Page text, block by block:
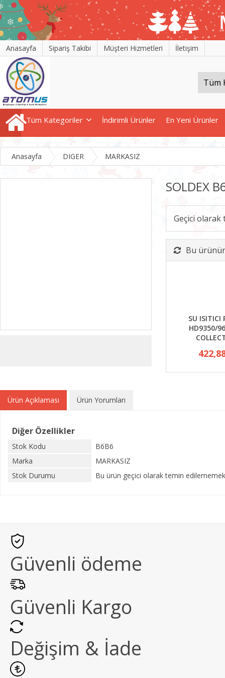
Anasayfa Sipariş Takibi Müşteri Hizmetleri İletişim
Tüm Kategoriler İndirimli Ürünler En Yeni Ürünler
Anasayfa DIGER MARKASIZ
SOLDEX
Geçici
Bu
SU ISITICI
HD9350/
Ürün Açıklaması Ürün Yorumları
Diğer Özellikler
Stok Kodu
B6B6
Marka
MARKASIZ
Stok Durumu
Bu ürün geçici olarak temin
Güvenli ödeme
Güvenli Kargo
Değişim & İade